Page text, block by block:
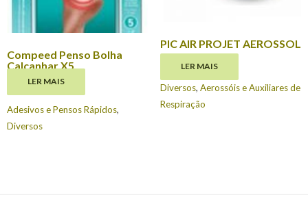
Compeed Penso Bolha
Calcanhar X5
6.90LER MAIS
Adesivos e Pensos Rápidos,
Diversos
PIC AIR PROJET AEROSSOL
109.00LER MAIS
Diversos, Aerossóis e Auxiliares de
Respiração